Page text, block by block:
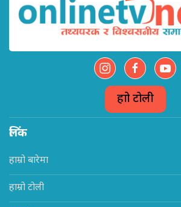
हाम्रो टोली
लिंक
हाम्रो बारेमा
हाम्रो टोली